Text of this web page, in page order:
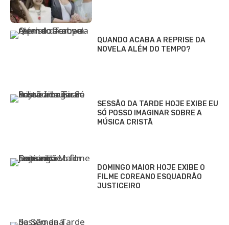
QUANDO ACABA A REPRISE DA
NOVELA ALÉM DO TEMPO?
SESSÃO DA TARDE HOJE EXIBE EU
SÓ POSSO IMAGINAR SOBRE A
MÚSICA CRISTÃ
DOMINGO MAIOR HOJE EXIBE O
FILME COREANO ESQUADRÃO
JUSTICEIRO